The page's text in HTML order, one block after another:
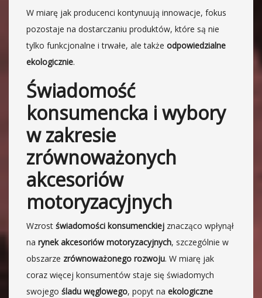
W miarę jak producenci kontynuują innowacje, fokus
pozostaje na dostarczaniu produktów, które są nie
tylko funkcjonalne i trwałe, ale także odpowiedzialne
ekologicznie.
Świadomość
konsumencka i wybory
w zakresie
zrównoważonych
akcesoriów
motoryzacyjnych
Wzrost świadomości konsumenckiej znacząco wpłynął
na rynek akcesoriów motoryzacyjnych, szczególnie w
obszarze zrównoważonego rozwoju. W miarę jak
coraz więcej konsumentów staje się świadomych
swojego śladu węglowego, popyt na ekologiczne